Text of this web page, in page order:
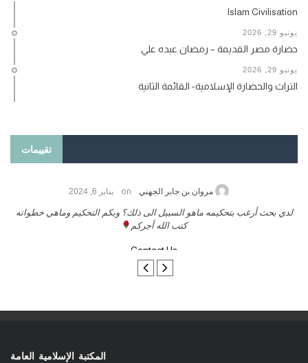
Islam Civilisation
يونيو 29, 2026
حضارة مصر القديمة – رمضان عبده علي
يونيو 29, 2026
التراث والحضارة الإسلامية- القائمة الثانية
تقييمات
مروان بن جابر الجهني on يناير 6, 2024
لدي بحث أرغب بتحكيمه ماهو السبيل الى ذلك؟ وبكم التحكيم وماهي خطواته
كتب الله أجركم
Contact Us
المكتبة الإسلامية العامة